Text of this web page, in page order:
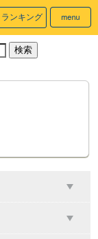
ランキング